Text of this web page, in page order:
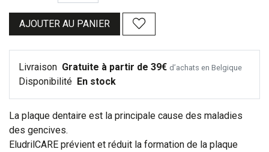
AJOUTER AU PANIER
Livraison Gratuite à partir de 39€ d’achats en Belgique
Disponibilité En stock
La plaque dentaire est la principale cause des maladies
des gencives.
EludrilCARE prévient et réduit la formation de la plaque